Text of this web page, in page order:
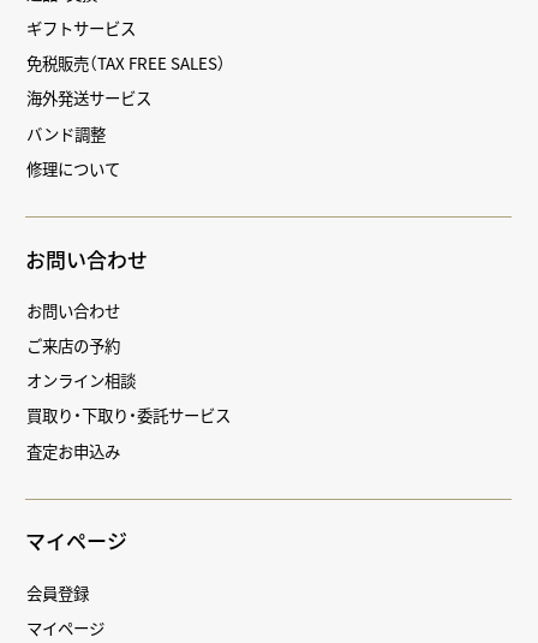
ギフトサービス
免税販売（TAX FREE SALES）
海外発送サービス
バンド調整
修理について
お問い合わせ
お問い合わせ
ご来店の予約
オンライン相談
買取り・下取り・委託サービス
査定お申込み
マイページ
会員登録
マイページ